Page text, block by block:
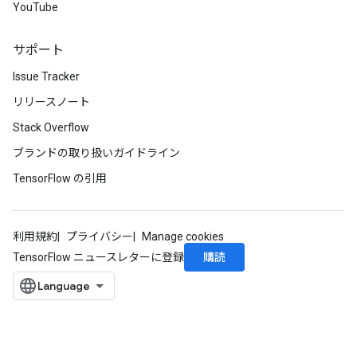
YouTube
サポート
Issue Tracker
リリースノート
Stack Overflow
ブランドの取り扱いガイドライン
TensorFlow の引用
利用規約 プライバシー
Manage cookies
TensorFlow ニュースレターに登録
購読